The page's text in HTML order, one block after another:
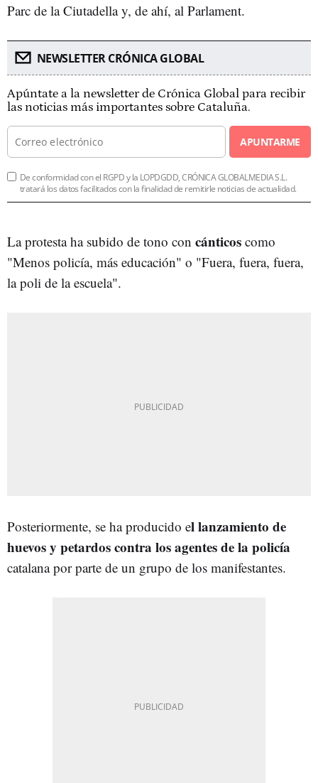
Parc de la Ciutadella y, de ahí, al Parlament.
NEWSLETTER CRÓNICA GLOBAL
Apúntate a la newsletter de Crónica Global para recibir
las noticias más importantes sobre Cataluña.
APUNTARME
De conformidad con el RGPD y la LOPDGDD, CRÓNICA GLOBALMEDIA S.L.
tratará los datos facilitados con la finalidad de remitirle noticias de actualidad.
La protesta ha subido de tono con cánticos como
"Menos policía, más educación" o "Fuera, fuera, fuera,
la poli de la escuela".
Posteriormente, se ha producido el lanzamiento de
huevos y petardos contra los agentes de la policía
catalana por parte de un grupo de los manifestantes.